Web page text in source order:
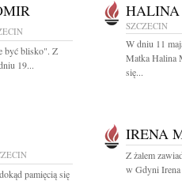
być blisko". Z
19...
SZCZECIN
W dniu 11
Matka Halina
się...
pamięcią się
IRENA
Z żalem
w Gdyni